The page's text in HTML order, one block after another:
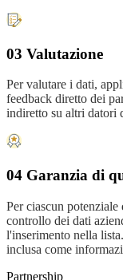
03 Valutazione
Per valutare i dati,
feedback diretto dei
indiretto su altri datori
04 Garanzia di
Per ciascun
controllo dei dati
l'inserimento nella
inclusa come
Partnership